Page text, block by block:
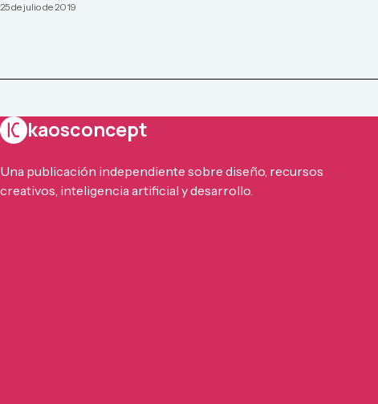
25 de julio de 2019
kaosconcept
Una publicación independiente sobre diseño, recursos
creativos, inteligencia artificial y desarrollo.